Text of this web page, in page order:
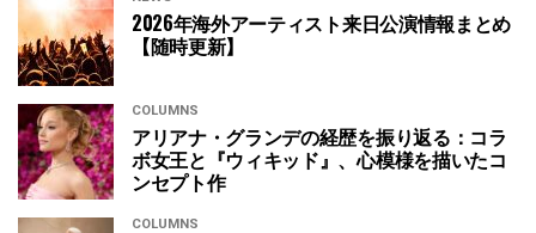
2026年海外アーティスト来日公演情報まとめ
【随時更新】
COLUMNS
アリアナ・グランデの経歴を振り返る：コラ
ボ女王と『ウィキッド』、心模様を描いたコ
ンセプト作
COLUMNS